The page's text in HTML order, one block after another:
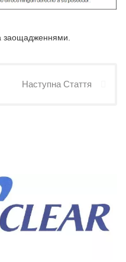
заощадженнями.
Наступна Стаття